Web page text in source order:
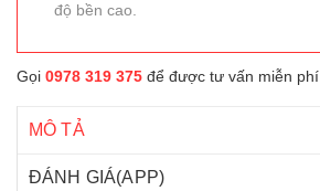
độ bền cao.
Gọi 0978 319 375 để được tư vấn miễn phí
MÔ TẢ
ĐÁNH GIÁ(APP)